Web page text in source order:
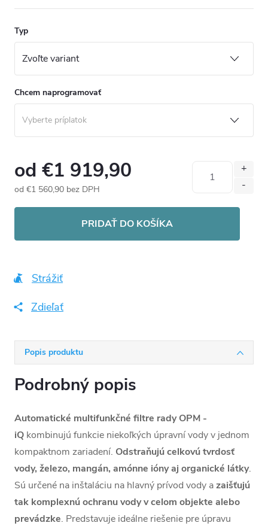
Typ
Chcem naprogramovať
od €1 919,90
od €1 560,90 bez DPH
PRIDAŤ DO KOŠÍKA
Strážiť
Zdieľať
Popis produktu
Podrobný popis
Automatické multifunkčné filtre rady OPM -
iQ kombinujú funkcie niekoľkých úpravní vody v jednom
kompaktnom zariadení. Odstraňujú celkovú tvrdosť
vody, železo, mangán, amónne ióny aj organické látky.
Sú určené na inštaláciu na hlavný prívod vody azaišťujú
tak komplexnú ochranu vody v celom objekte alebo
prevádzke. Predstavuje ideálne riešenie pre úpravu